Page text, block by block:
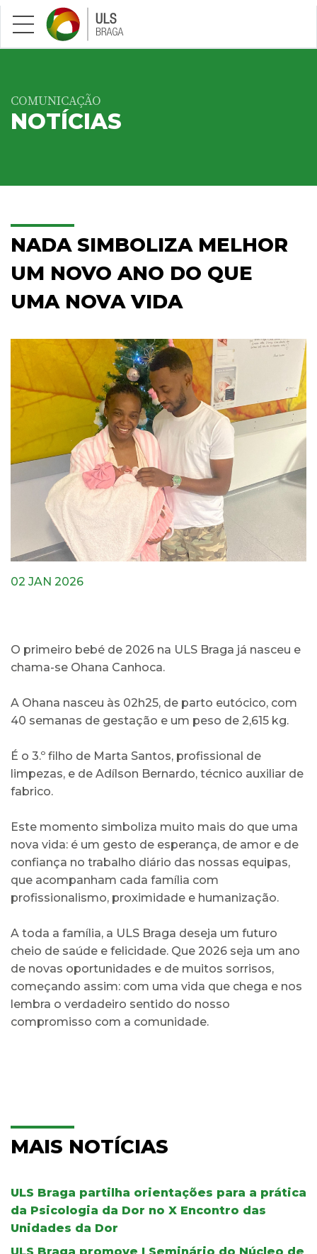
Saltar para conteúdo principal
COMUNICAÇÃO
NOTÍCIAS
NADA SIMBOLIZA MELHOR
UM NOVO ANO DO QUE
UMA NOVA VIDA
02 JAN 2026
O primeiro bebé de 2026 na ULS Braga já nasceu e
chama-se Ohana Canhoca.
A Ohana nasceu às 02h25, de parto eutócico, com
40 semanas de gestação e um peso de 2,615 kg.
É o 3.º filho de Marta Santos, profissional de
limpezas, e de Adílson Bernardo, técnico auxiliar de
fabrico.
Este momento simboliza muito mais do que uma
nova vida: é um gesto de esperança, de amor e de
confiança no trabalho diário das nossas equipas,
que acompanham cada família com
profissionalismo, proximidade e humanização.
A toda a família, a ULS Braga deseja um futuro
cheio de saúde e felicidade. Que 2026 seja um ano
de novas oportunidades e de muitos sorrisos,
começando assim: com uma vida que chega e nos
lembra o verdadeiro sentido do nosso
compromisso com a comunidade.
MAIS NOTÍCIAS
ULS Braga partilha orientações para a prática
da Psicologia da Dor no X Encontro das
Unidades da Dor
ULS Braga promove I Seminário do Núcleo de